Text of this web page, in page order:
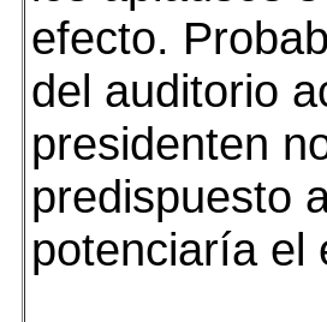
efecto.
del auditorio
presidenten
predispuesto
potenciaría el